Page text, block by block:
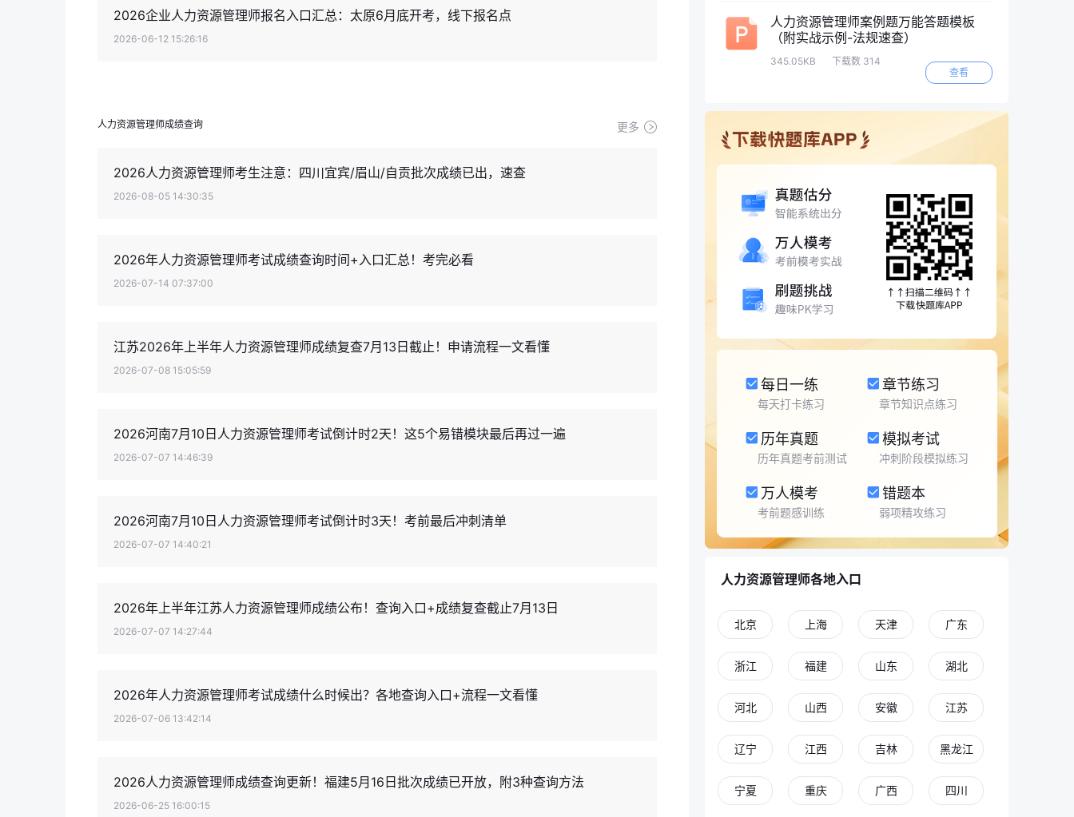
2026企业人力资源管理师报名入口汇总：太原6月底开考，线下报名点
2026-06-12 15:26:16
人力资源管理师成绩查询 更多
2026人力资源管理师考生注意：四川宜宾/眉山/自贡批次成绩已出，速查
2026-08-05 14:30:35
2026年人力资源管理师考试成绩查询时间+入口汇总！考完必看
2026-07-14 07:37:00
江苏2026年上半年人力资源管理师成绩复查7月13日截止！申请流程一文看懂
2026-07-08 15:05:59
2026河南7月10日人力资源管理师考试倒计时2天！这5个易错模块最后再过一遍
2026-07-07 14:46:39
2026河南7月10日人力资源管理师考试倒计时3天！考前最后冲刺清单
2026-07-07 14:40:21
2026年上半年江苏人力资源管理师成绩公布！查询入口+成绩复查截止7月13日
2026-07-07 14:27:44
2026年人力资源管理师考试成绩什么时候出？各地查询入口+流程一文看懂
2026-07-06 13:42:14
2026人力资源管理师成绩查询更新！福建5月16日批次成绩已开放，附3种查询方法
2026-06-25 16:00:15
‌人力资源管理师案例题万能答题模板
（附实战示例-法规速查）‌
345.05KB
下载数 314
查看
每日一练
每天打卡练习
章节练习
章节知识点练习
历年真题
历年真题考前测试
模拟考试
冲刺阶段模拟练习
万人模考
考前题感训练
错题本
弱项精攻练习
人力资源管理师各地入口
北京 上海 天津 广东
浙江 福建 山东 湖北
河北 山西 安徽 江苏
辽宁 江西 吉林 黑龙江
宁夏 重庆 广西 四川